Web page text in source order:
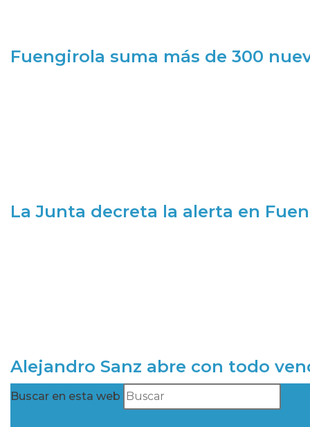
Fuengirola suma más de 300
La Junta decreta la alerta en
Alejandro Sanz abre con todo
Buscar en esta web